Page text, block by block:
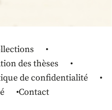
des thèses
de confidentialité
Contact